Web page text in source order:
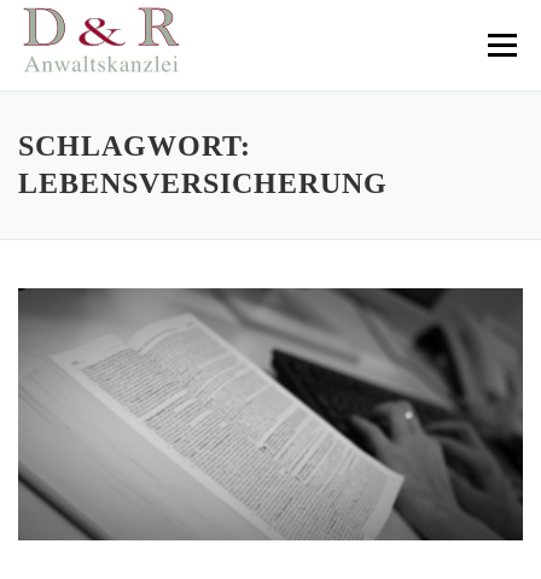
Direkt
Inhalt
Menü
SCHLAGWORT:
LEBENSVERSICHERUNG